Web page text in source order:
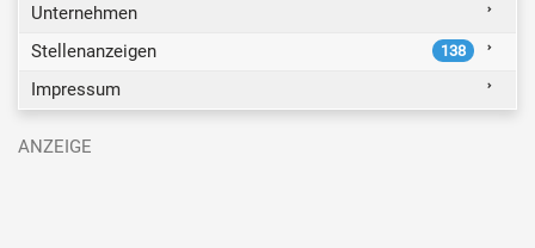
Unternehmen
Stellenanzeigen
138
Impressum